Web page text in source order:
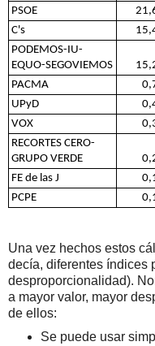
PSOE
C's
PODEMOS-IU-
EQUO-SEGOVIEMOS
PACMA
UPyD
VOX
RECORTES CERO-
GRUPO VERDE
FE de las J
PCPE
Una vez hechos estos
decía, diferentes índices
desproporcionalidad).
a mayor valor, mayor
de ellos:
Se puede usar